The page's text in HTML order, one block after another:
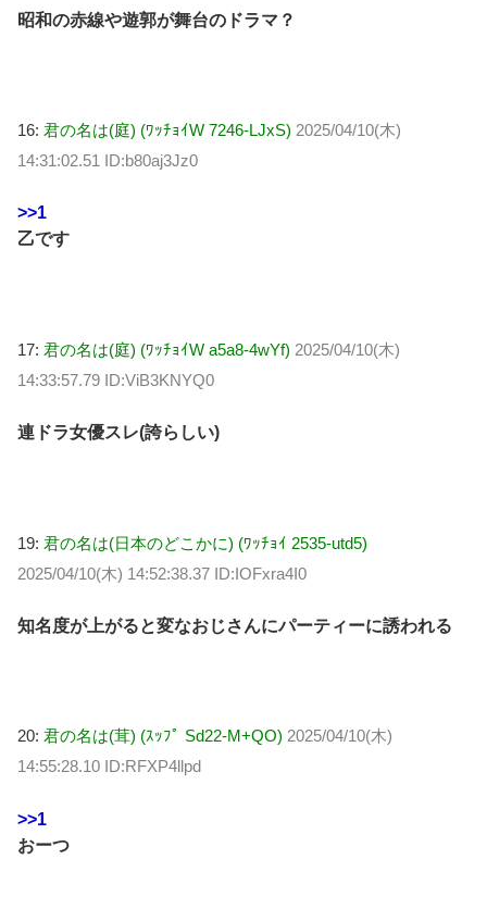
昭和の赤線や遊郭が舞台のドラマ？
16: 君の名は(庭) (ﾜｯﾁｮｲW 7246-LJxS) 2025/04/10(木)
14:31:02.51 ID:b80aj3Jz0
>>1
乙です
17: 君の名は(庭) (ﾜｯﾁｮｲW a5a8-4wYf) 2025/04/10(木)
14:33:57.79 ID:ViB3KNYQ0
連ドラ女優スレ(誇らしい)
19: 君の名は(日本のどこかに) (ﾜｯﾁｮｲ 2535-utd5)
2025/04/10(木) 14:52:38.37 ID:IOFxra4I0
知名度が上がると変なおじさんにパーティーに誘われる
20: 君の名は(茸) (ｽｯﾌﾟ Sd22-M+QO) 2025/04/10(木)
14:55:28.10 ID:RFXP4llpd
>>1
おーつ